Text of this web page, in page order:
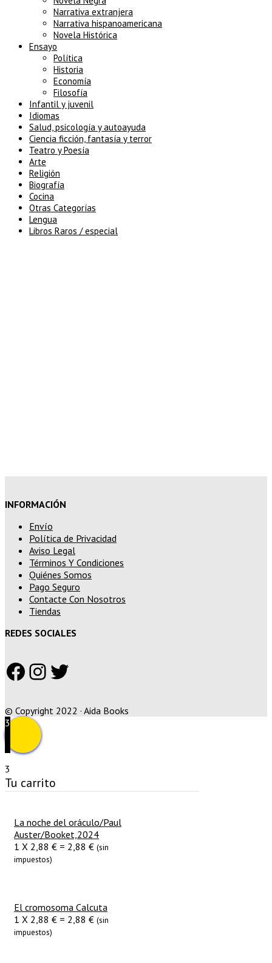
Narrativa extranjera
Narrativa hispanoamericana
Novela Histórica
Ensayo
Política
Historia
Economía
Filosofía
Infantil y juvenil
Idiomas
Salud, psicología y autoayuda
Ciencia ficción, fantasía y terror
Teatro y Poesía
Arte
Religión
Biografía
Cocina
Otras Categorías
Lengua
Libros Raros / especial
INFORMACIÓN
Envío
Política de Privacidad
Aviso Legal
Términos Y Condiciones
Quiénes Somos
Pago Seguro
Contacte Con Nosotros
Tiendas
REDES SOCIALES
Facebook
Instagram
Twitter
© Copyright 2022 · Aida Books
3
3
Tu carrito
La noche del oráculo/Paul
Auster/Booket,2024
1 X 2,88 € = 2,88 € (sin
impuestos)
El cromosoma Calcuta
1 X 2,88 € = 2,88 € (sin
impuestos)